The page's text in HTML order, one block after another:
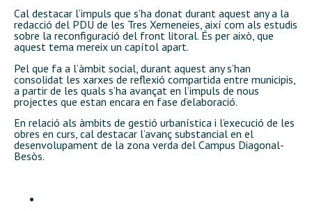
Cal destacar l’impuls que s’ha donat durant aquest any a la
redacció del PDU de les Tres Xemeneies, així com als estudis
sobre la reconfiguració del front litoral. És per això, que
aquest tema mereix un capítol apart.
Pel que fa a l’àmbit social, durant aquest any s’han
consolidat les xarxes de reflexió compartida entre municipis,
a partir de les quals s’ha avançat en l’impuls de nous
projectes que estan encara en fase d’elaboració.
En relació als àmbits de gestió urbanística i l’execució de les
obres en curs, cal destacar l’avanç substancial en el
desenvolupament de la zona verda del Campus Diagonal-
Besòs.